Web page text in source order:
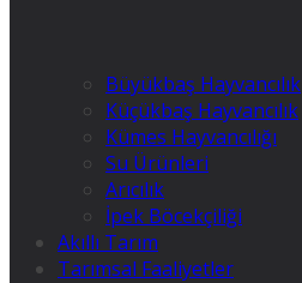
Büyükbaş Hayvancılık
Küçükbaş Hayvancılık
Kümes Hayvancılığı
Su Ürünleri
Arıcılık
İpek Böcekçiliği
Akıllı Tarım
Tarımsal Faaliyetler